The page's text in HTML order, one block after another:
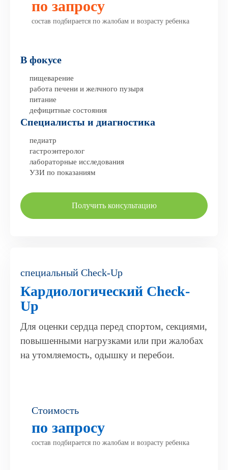
по запросу
состав подбирается по жалобам и возрасту ребенка
В фокусе
пищеварение
работа печени и желчного пузыря
питание
дефицитные состояния
Специалисты и диагностика
педиатр
гастроэнтеролог
лабораторные исследования
УЗИ по показаниям
Получить консультацию
специальный Check-Up
Кардиологический Check-
Up
Для оценки сердца перед спортом, секциями,
повышенными нагрузками или при жалобах
на утомляемость, одышку и перебои.
Стоимость
по запросу
состав подбирается по жалобам и возрасту ребенка